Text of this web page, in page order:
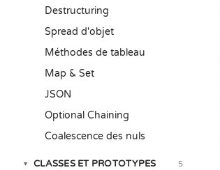
Destructuring
Spread d'objet
Méthodes de tableau
Map & Set
JSON
Optional Chaining
Coalescence des nuls
▾ CLASSES ET PROTOTYPES 5